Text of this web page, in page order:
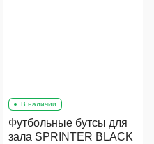
В наличии
Футбольные бутсы для
зала SPRINTER BLACK